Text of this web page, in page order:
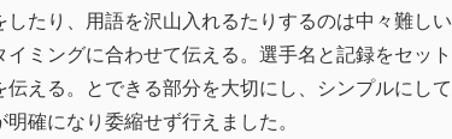
たり、用語を沢山入れるたりするのは中々難しい
ミングに合わせて伝える。選手名と記録をセット
える。とできる部分を大切にし、シンプルにして
確になり委縮せず行えました。